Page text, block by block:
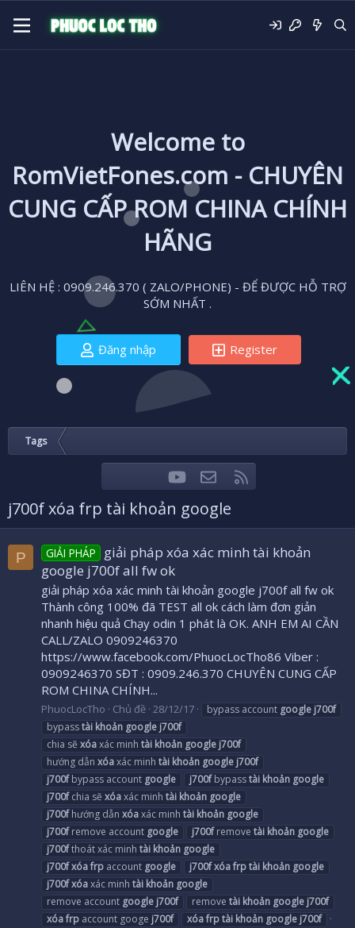
Welcome to
RomVietFones.com - CHUYÊN
CUNG CẤP ROM CHINA CHÍNH
HÃNG
LIÊN HỆ : 0909.246.370 ( ZALO/PHONE) - ĐỂ ĐƯỢC HỖ TRỢ
SỚM NHẤT .
Đăng nhập Register
Tags
FacebookTwitteryoutubeLiên hệ
j700f xóa frp tài khoản google
P GIẢI PHÁP
giải pháp xóa xác minh tài khoản
google j700f all fw ok
giải pháp xóa xác minh tài khoản google j700f all fw ok
Thành công 100% đã TEST all ok cách làm đơn giản
nhanh hiệu quả Chạy odin 1 phát là OK. ANH EM AI CẦN
CALL/ZALO 0909246370
https://www.facebook.com/PhuocLocTho86 Viber :
0909246370 SĐT : 0909.246.370 CHUYÊN CUNG CẤP
ROM CHINA CHÍNH...
PhuocLocTho Chủ đề 28/12/17 bypass account google j700f
bypasstài khoản google j700f
chia sẽ xóaxác minh tài khoản google j700f
hướng dẫn xóaxác minh tài khoản google j700f
j700fbypass account google j700fbypasstài khoản google
j700fchia sẽ xóaxác minh tài khoản google
j700fhướng dẫn xóaxác minh tài khoản google
j700fremove account google j700fremove tài khoản google
j700fthoát xác minh tài khoản google
j700fxóafrp account google j700fxóafrptài khoản google
j700fxóaxác minh tài khoản google
remove account google j700f remove tài khoản google j700f
xóafrp account googe j700f xóafrptài khoản google j700f